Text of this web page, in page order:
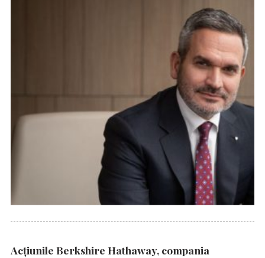
Acțiunile Berkshire Hathaway, compania